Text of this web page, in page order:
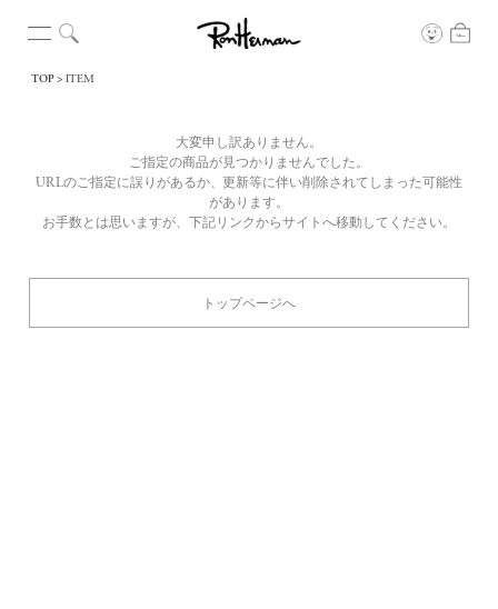
TOP ITEM
大変申し訳ありません。
ご指定の商品が見つかりませんでした。
URLのご指定に誤りがあるか、更新等に伴い削除されてしまった可能性
があります。
お手数とは思いますが、下記リンクからサイトへ移動してください。
トップページへ